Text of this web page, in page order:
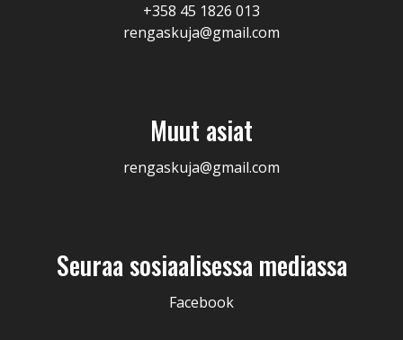
+358 45 1826 013
rengaskuja@gmail.com
Muut asiat
rengaskuja@gmail.com
Seuraa sosiaalisessa mediassa
Facebook